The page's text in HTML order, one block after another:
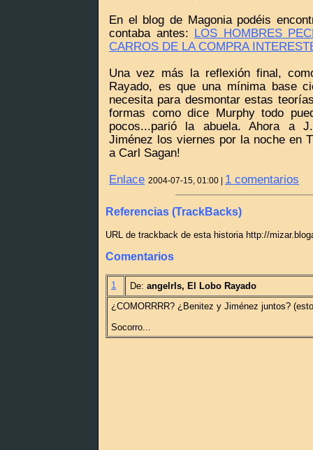
En el blog de Magonia podéis
contaba antes: LOS HOMBRES
CARROS DE LA COMPRA
Una vez más la reflexión final,
Rayado, es que una mínima base
necesita para desmontar estas
formas como dice Murphy todo
pocos...parió la abuela. Ahora a
Jiménez los viernes por la noche en
a Carl Sagan!
Enlace 2004-07-15, 01:00 | 1 comentarios
Referencias (TrackBacks)
URL de trackback de esta historia http://
Comentarios
1 De: angelrls, El Lobo Rayado
¿COMORRRR? ¿Benitez y Jiménez juntos?
Socorro...